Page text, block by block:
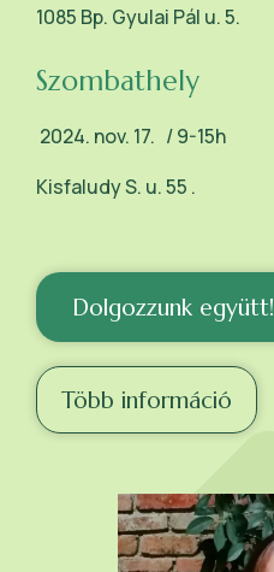
1085 Bp. Gyulai Pál u. 5.
Szombathely
2024. nov. 17. / 9-15h
Kisfaludy S. u. 55 .
Dolgozzunk együtt!
Több információ